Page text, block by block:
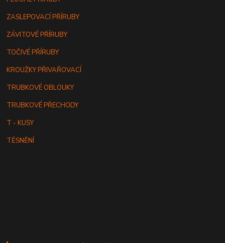
ZASLEPOVACÍ PŘÍRUBY
ZÁVITOVÉ PŘÍRUBY
TOČIVÉ PŘÍRUBY
KROUŽKY PŘIVAŘOVACÍ
TRUBKOVÉ OBLOUKY
TRUBKOVÉ PŘECHODY
T - KUSY
TĚSNĚNÍ